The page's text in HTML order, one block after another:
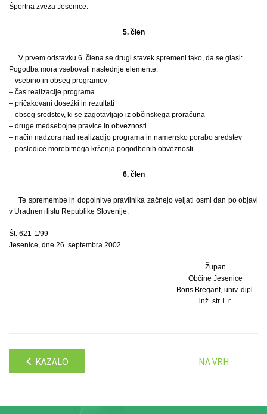
Športna zveza Jesenice.
5. člen
V prvem odstavku 6. člena se drugi stavek spremeni tako, da se glasi:
Pogodba mora vsebovati naslednje elemente:
– vsebino in obseg programov
– čas realizacije programa
– pričakovani dosežki in rezultati
– obseg sredstev, ki se zagotavljajo iz občinskega proračuna
– druge medsebojne pravice in obveznosti
– način nadzora nad realizacijo programa in namensko porabo sredstev
– posledice morebitnega kršenja pogodbenih obveznosti.
6. člen
Te spremembe in dopolnitve pravilnika začnejo veljati osmi dan po objavi
v Uradnem listu Republike Slovenije.
Št. 621-1/99
Jesenice, dne 26. septembra 2002.
Župan
Občine Jesenice
Boris Bregant, univ. dipl.
inž. str. l. r.
KAZALO NA VRH